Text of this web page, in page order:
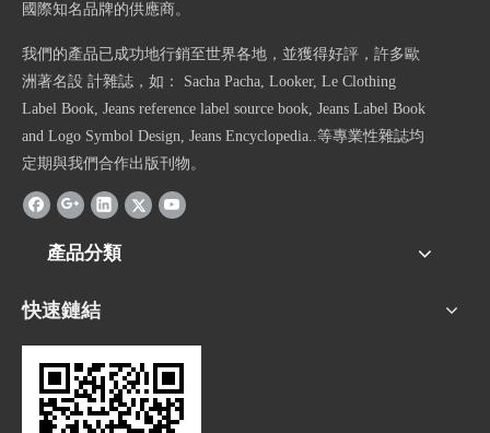
國際知名品牌的供應商。
我們的產品已成功地行銷至世界各地，並獲得好評，許多歐
洲著名設 計雜誌，如： Sacha Pacha, Looker, Le Clothing
Label Book, Jeans reference label source book, Jeans Label Book
and Logo Symbol Design, Jeans Encyclopedia..等專業性雜誌均
定期與我們合作出版刊物。
產品分類
快速鏈結